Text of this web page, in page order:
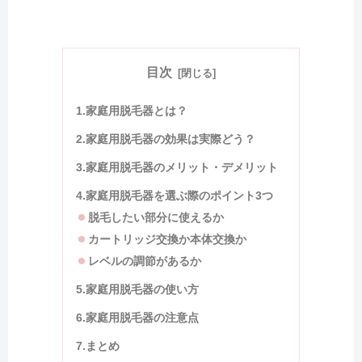
目次
1.家庭用脱毛器とは？
2.家庭用脱毛器の効果は実際どう？
3.家庭用脱毛器のメリット・デメリット
4.家庭用脱毛器を選ぶ際のポイント3つ
脱毛したい部分に使えるか
カートリッジ交換か本体交換か
レベルの調節があるか
5.家庭用脱毛器の使い方
6.家庭用脱毛器の注意点
7.まとめ